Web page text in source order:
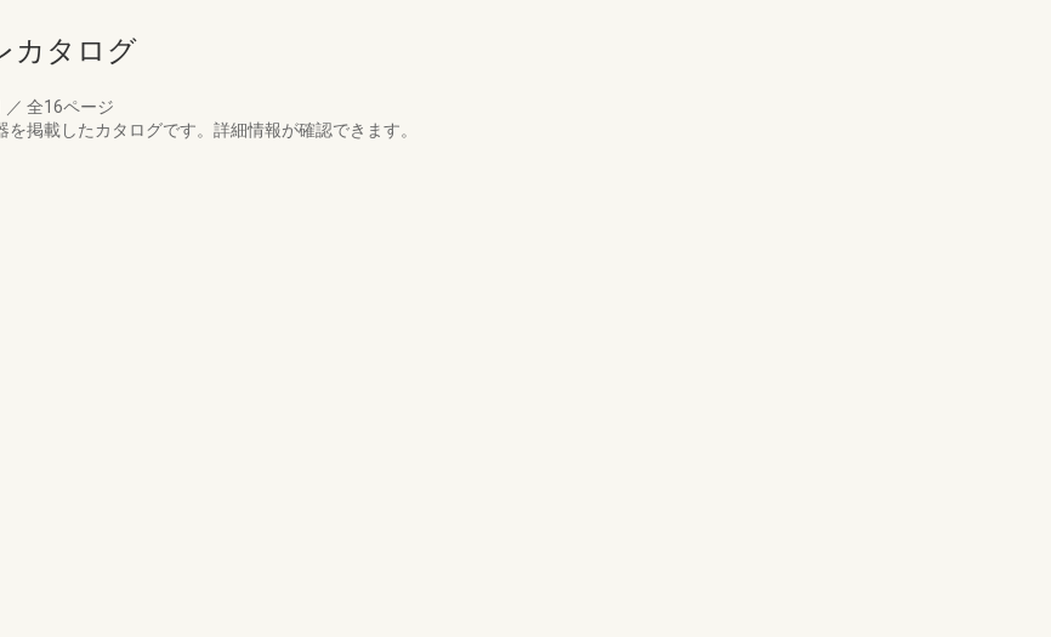
カタログ
／ 全16ページ
掲載したカタログです。詳細情報が確認できます。